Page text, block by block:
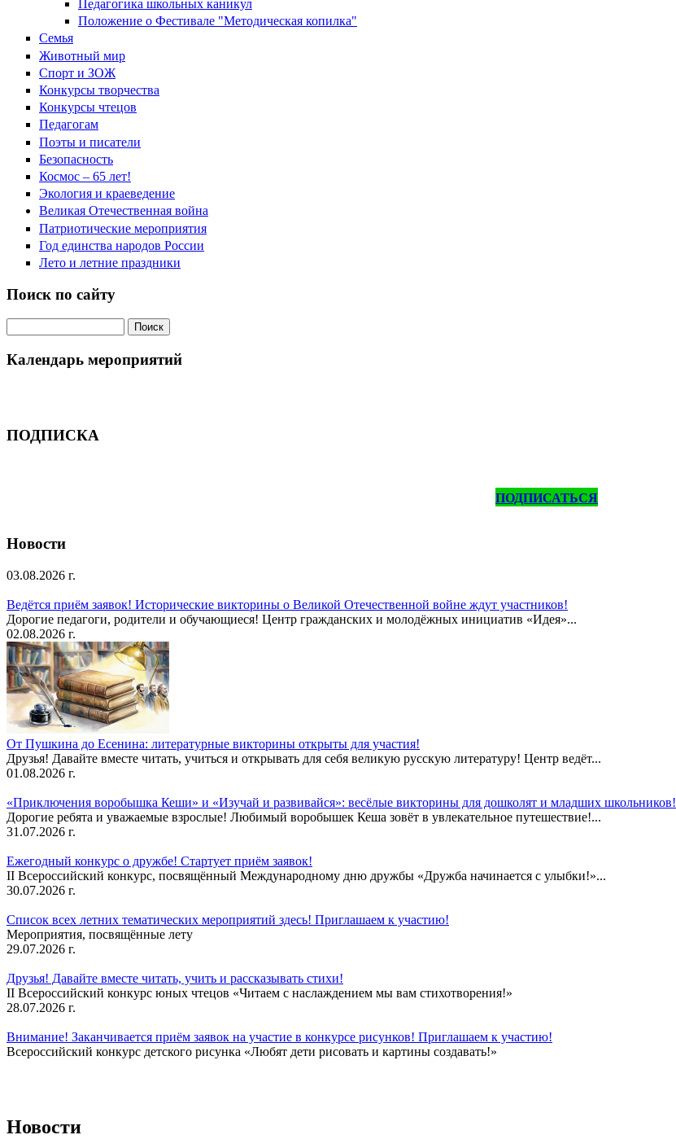
Педагогика школьных каникул
Положение о Фестивале "Методическая копилка"
Семья
Животный мир
Спорт и ЗОЖ
Конкурсы творчества
Конкурсы чтецов
Педагогам
Поэты и писатели
Безопасность
Космос – 65 лет!
Экология и краеведение
Великая Отечественная война
Патриотические мероприятия
Год единства народов России
Лето и летние праздники
Поиск по сайту
Календарь мероприятий
ПОДПИСКА
ПОДПИСАТЬСЯ
Новости
03.08.2026 г.
Ведётся приём заявок! Исторические викторины о Великой Отечественной войне ждут участников!
Дорогие педагоги, родители и обучающиеся! Центр гражданских и молодёжных инициатив «Идея»...
02.08.2026 г.
От Пушкина до Есенина: литературные викторины открыты для участия!
Друзья! Давайте вместе читать, учиться и открывать для себя великую русскую литературу! Центр ведёт...
01.08.2026 г.
«Приключения воробышка Кеши» и «Изучай и развивайся»: весёлые викторины для дошколят и младших школьников!
Дорогие ребята и уважаемые взрослые! Любимый воробышек Кеша зовёт в увлекательное путешествие!...
31.07.2026 г.
Ежегодный конкурс о дружбе! Стартует приём заявок!
II Всероссийский конкурс, посвящённый Международному дню дружбы «Дружба начинается с улыбки!»...
30.07.2026 г.
Список всех летних тематических мероприятий здесь! Приглашаем к участию!
Мероприятия, посвящённые лету
29.07.2026 г.
Друзья! Давайте вместе читать, учить и рассказывать стихи!
II Всероссийский конкурс юных чтецов «Читаем с наслаждением мы вам стихотворения!»
28.07.2026 г.
Внимание! Заканчивается приём заявок на участие в конкурсе рисунков! Приглашаем к участию!
Всероссийский конкурс детского рисунка «Любят дети рисовать и картины создавать!»
Новости